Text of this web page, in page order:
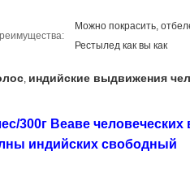
Можно покрасить,
Рестылед как вы как
, индийские выдвижения
300г Веаве
индийских свободный